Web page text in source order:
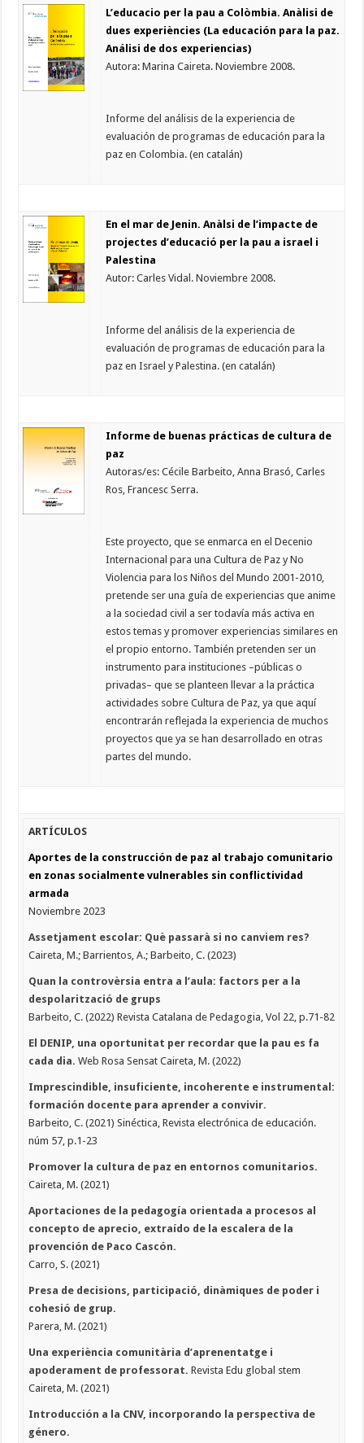
L’educacio per la pau a Colòmbia. Anàlisi de
dues experiències (La educación para la paz.
Análisi de dos experiencias)
Autora: Marina Caireta. Noviembre 2008.
Informe del análisis de la experiencia de
evaluación de programas de educación para la
paz en Colombia. (en catalán)
En el mar de Jenin. Anàlsi de l’impacte de
projectes d’educació per la pau a israel i
Palestina
Autor: Carles Vidal. Noviembre 2008.
Informe del análisis de la experiencia de
evaluación de programas de educación para la
paz en Israel y Palestina. (en catalán)
Informe de buenas prácticas de cultura de
paz
Autoras/es: Cécile Barbeito, Anna Brasó, Carles
Ros, Francesc Serra.
Este proyecto, que se enmarca en el Decenio
Internacional para una Cultura de Paz y No
Violencia para los Niños del Mundo 2001-2010,
pretende ser una guía de experiencias que anime
a la sociedad civil a ser todavía más activa en
estos temas y promover experiencias similares en
el propio entorno. También pretenden ser un
instrumento para instituciones –públicas o
privadas– que se planteen llevar a la práctica
actividades sobre Cultura de Paz, ya que aquí
encontrarán reflejada la experiencia de muchos
proyectos que ya se han desarrollado en otras
partes del mundo.
ARTÍCULOS
Aportes de la construcción de paz al trabajo comunitario
en zonas socialmente vulnerables sin conflictividad
armada
Noviembre 2023
Assetjament escolar: Què passarà si no canviem res?
Caireta, M.; Barrientos, A.; Barbeito, C. (2023)
Quan la controvèrsia entra a l’aula: factors per a la
despolarització de grups
Barbeito, C. (2022) Revista Catalana de Pedagogia, Vol 22, p.71-82
El DENIP, una oportunitat per recordar que la pau es fa
cada dia. Web Rosa Sensat Caireta, M. (2022)
Imprescindible, insuficiente, incoherente e instrumental:
formación docente para aprender a convivir.
Barbeito, C. (2021) Sinéctica, Revista electrónica de educación.
núm 57, p.1-23
Promover la cultura de paz en entornos comunitarios.
Caireta, M. (2021)
Aportaciones de la pedagogía orientada a procesos al
concepto de aprecio, extraído de la escalera de la
provención de Paco Cascón.
Carro, S. (2021)
Presa de decisions, participació, dinàmiques de poder i
cohesió de grup.
Parera, M. (2021)
Una experiència comunitària d’aprenentatge i
apoderament de professorat. Revista Edu global stem
Caireta, M. (2021)
Introducción a la CNV, incorporando la perspectiva de
género.